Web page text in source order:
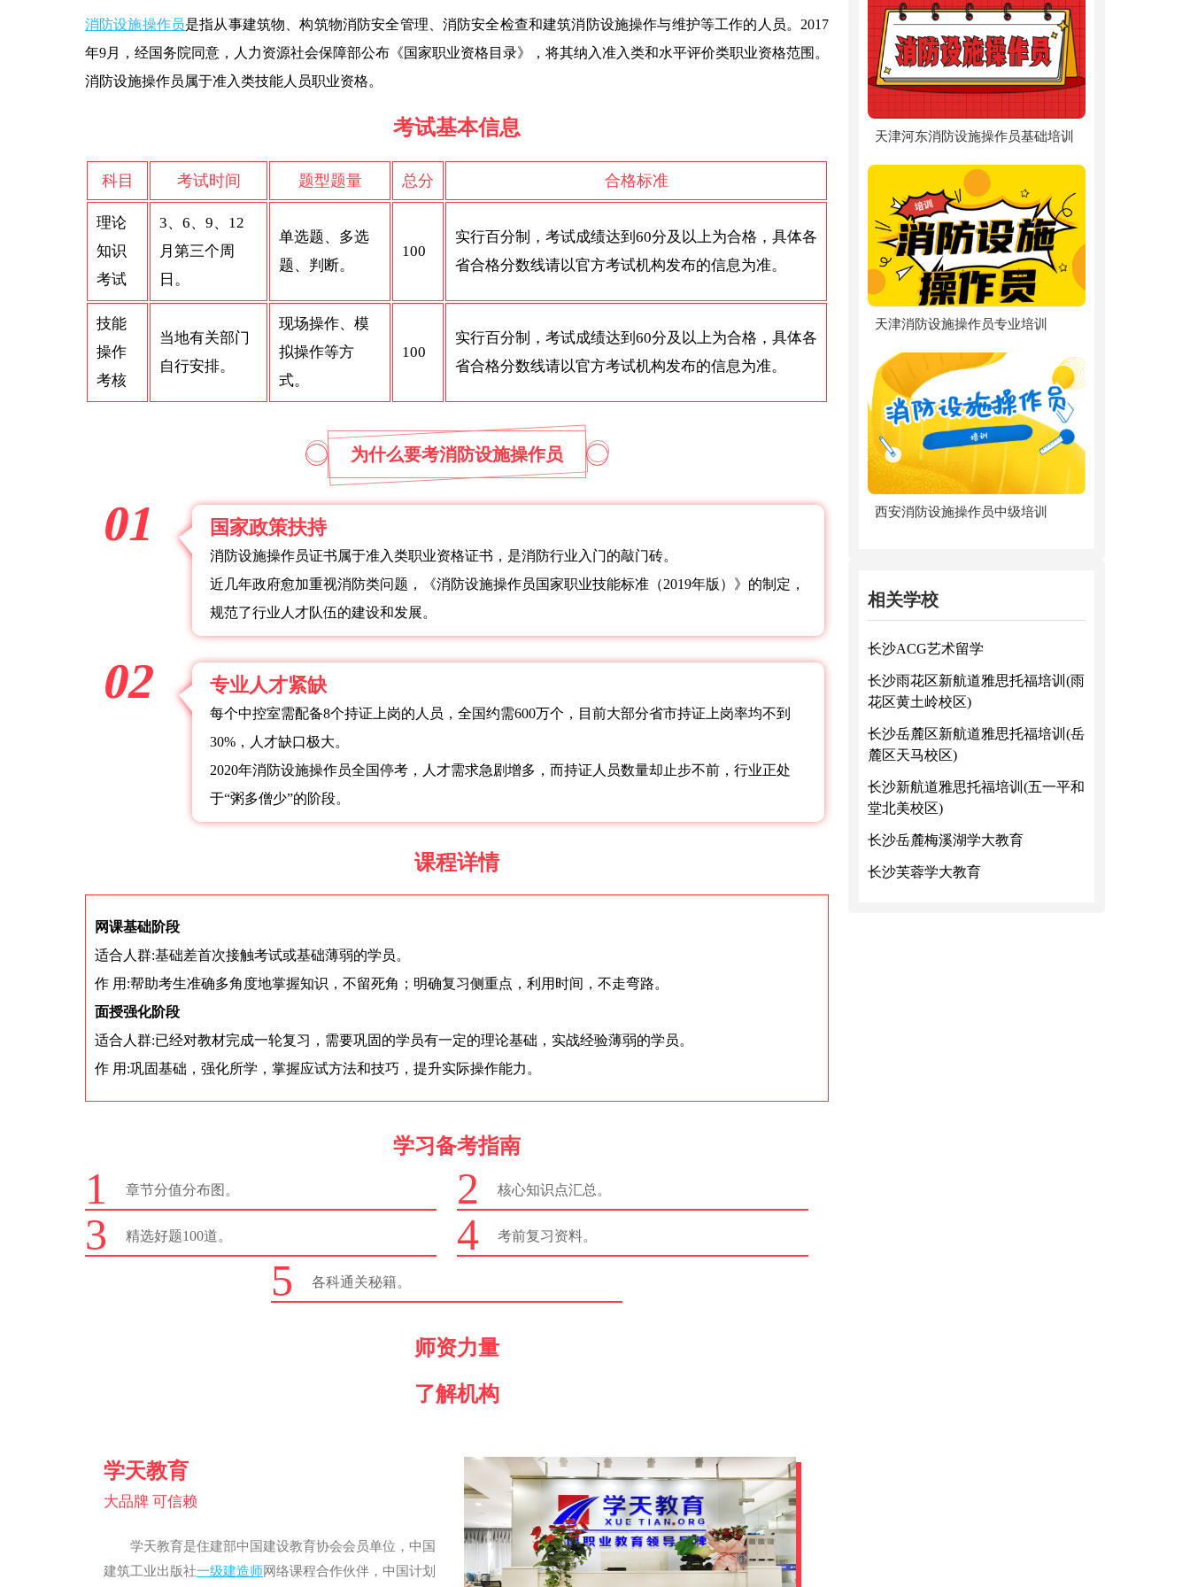
消防设施操作员是指从事建筑物、构筑物消防安全管理、消防安全检查和建筑消防设施操作与维护等工作的人员。2017
年9月，经国务院同意，人力资源社会保障部公布《国家职业资格目录》，将其纳入准入类和水平评价类职业资格范围。
消防设施操作员属于准入类技能人员职业资格。
考试基本信息
科目 考试时间 题型题量 总分 合格标准
理论
知识
考试
3、6、9、12
月第三个周
日。
单选题、多选
题、判断。
100
实行百分制，考试成绩达到60分及以上为合格，具体各
省合格分数线请以官方考试机构发布的信息为准。
技能
操作
考核
当地有关部门
自行安排。
现场操作、模
拟操作等方
式。
100
实行百分制，考试成绩达到60分及以上为合格，具体各
省合格分数线请以官方考试机构发布的信息为准。
为什么要考消防设施操作员
01 国家政策扶持
消防设施操作员证书属于准入类职业资格证书，是消防行业入门的敲门砖。
近几年政府愈加重视消防类问题，《消防设施操作员国家职业技能标准（2019年版）》的制定，
规范了行业人才队伍的建设和发展。
02 专业人才紧缺
每个中控室需配备8个持证上岗的人员，全国约需600万个，目前大部分省市持证上岗率均不到
30%，人才缺口极大。
2020年消防设施操作员全国停考，人才需求急剧增多，而持证人员数量却止步不前，行业正处
于“粥多僧少”的阶段。
课程详情
网课基础阶段
适合人群:基础差首次接触考试或基础薄弱的学员。
作 用:帮助考生准确多角度地掌握知识，不留死角；明确复习侧重点，利用时间，不走弯路。
面授强化阶段
适合人群:已经对教材完成一轮复习，需要巩固的学员有一定的理论基础，实战经验薄弱的学员。
作 用:巩固基础，强化所学，掌握应试方法和技巧，提升实际操作能力。
学习备考指南
1 章节分值分布图。 2 核心知识点汇总。
3 精选好题100道。 4 考前复习资料。
5 各科通关秘籍。
师资力量
了解机构
学天教育
大品牌 可信赖
学天教育是住建部中国建设教育协会会员单位，中国
建筑工业出版社一级建造师网络课程合作伙伴，中国计划
天津河东消防设施操作员基础培训
天津消防设施操作员专业培训
西安消防设施操作员中级培训
相关学校
长沙ACG艺术留学
长沙雨花区新航道雅思托福培训(雨
花区黄土岭校区)
长沙岳麓区新航道雅思托福培训(岳
麓区天马校区)
长沙新航道雅思托福培训(五一平和
堂北美校区)
长沙岳麓梅溪湖学大教育
长沙芙蓉学大教育